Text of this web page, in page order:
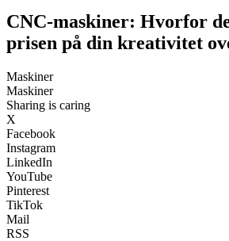
CNC-maskiner: Hvorfor
prisen på din kreativitet
Maskiner
Maskiner
Sharing is caring
X
Facebook
Instagram
LinkedIn
YouTube
Pinterest
TikTok
Mail
RSS